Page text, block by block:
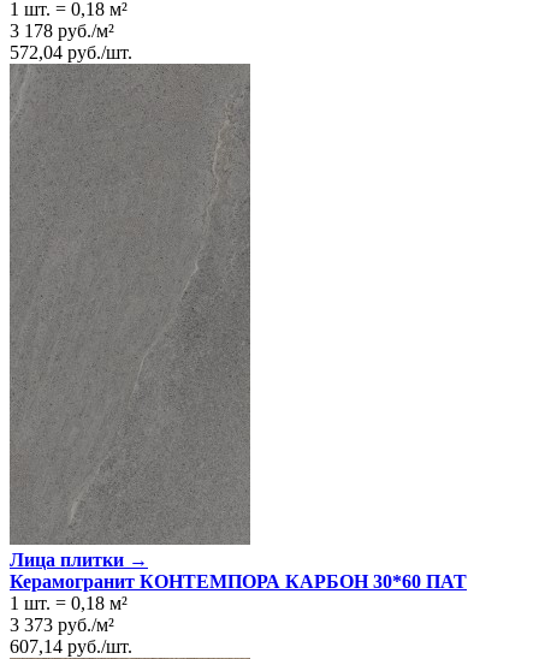
1 шт. = 0,18 м²
3 178 руб./м²
572,04 руб./шт.
Лица плитки →
Керамогранит КОНТЕМПОРА КАРБОН 30*60 ПАТ
1 шт. = 0,18 м²
3 373 руб./м²
607,14 руб./шт.